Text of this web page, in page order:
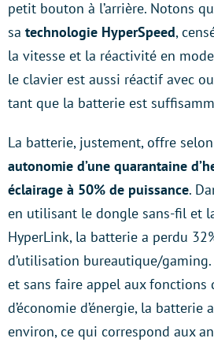
petit bouton à l’arrière. Notons
sa technologie HyperSpeed,
la vitesse et la réactivité en
le clavier est aussi réactif avec
tant que la batterie est
La batterie, justement, offre
autonomie d’une quarantaine
éclairage à 50% de puissance.
en utilisant le dongle sans-fil et
HyperLink, la batterie a perdu
d’utilisation bureautique/
et sans faire appel aux fonctions
d’économie d’énergie, la
environ, ce qui correspond aux